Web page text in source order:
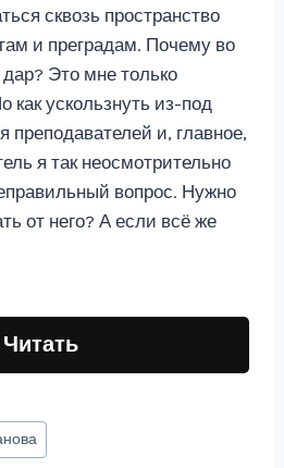
сквозь пространство
и преградам. Почему во
Это мне только
как ускользнуть из-под
преподавателей и, главное,
я так неосмотрительно
вопрос. Нужно
от него? А если всё же
Читать